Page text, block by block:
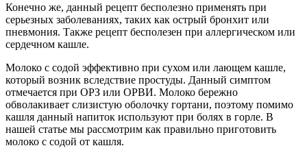
Конечно же, данный рецепт бесполезно применять при
серьезных заболеваниях, таких как острый бронхит или
пневмония. Также рецепт бесполезен при аллергическом или
сердечном кашле.
Молоко с содой эффективно при сухом или лающем кашле,
который возник вследствие простуды. Данный симптом
отмечается при ОРЗ или ОРВИ. Молоко бережно
обволакивает слизистую оболочку гортани, поэтому помимо
кашля данный напиток используют при болях в горле. В
нашей статье мы рассмотрим как правильно приготовить
молоко с содой от кашля.